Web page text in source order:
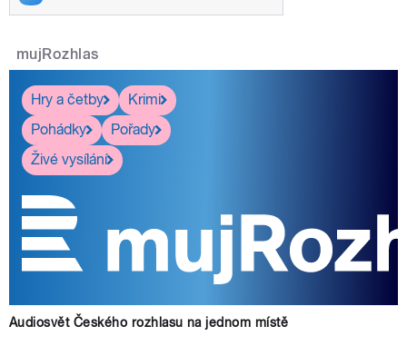
mujRozhlas
Hry a četby
Krimi
Pohádky
Pořady
Živé vysílání
Audiosvět Českého rozhlasu na jednom místě